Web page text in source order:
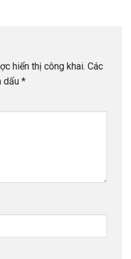
hiển thị công khai. Các
dấu *